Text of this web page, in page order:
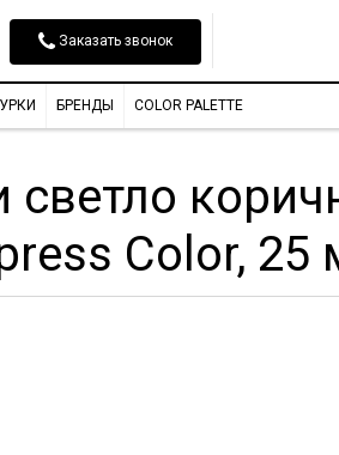
Заказать звонок
БРЕНДЫ COLOR PALETTE
Color, 25